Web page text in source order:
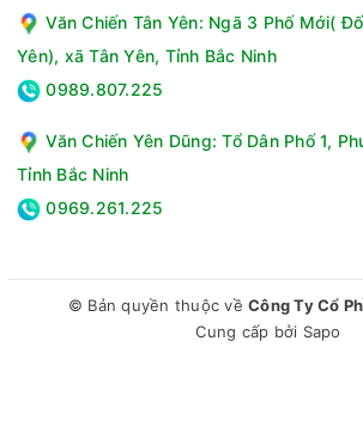
giá thành chỉ 9.090.000 đồng, điều hòa 1
BTU MDVF-18CRN8 sẽ là lựa chọn tuyệt
diện tích phòng từ 20 - 30m2.
Thông số kỹ thuật Điều hòa 1 chiều MDV
18CRN8
Loại máy điều hòa:1 chiều
Công nghệ Inverter:Không
Gas sử dụng:R32
Tính năng:Chế độ hút ẩm, Hẹn giờ Bật/
Kiểu lắp đặt:Treo tường
Văn Chiến Tân Yên: Ngã 3 Phố Mới(
Yên), xã Tân Yên, Tỉnh Bắc Ninh
0989.807.225
Văn Chiến Yên Dũng: Tổ Dân Phố 1,
Tỉnh Bắc Ninh
0969.261.225
© Bản quyền thuộc về Công Ty Cổ
Cung cấp bởi Sapo